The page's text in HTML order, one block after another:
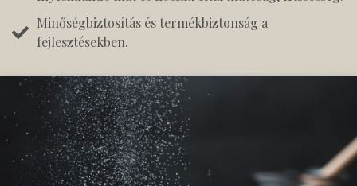
Minőségbiztosítás és termékbiztonság a
fejlesztésekben.